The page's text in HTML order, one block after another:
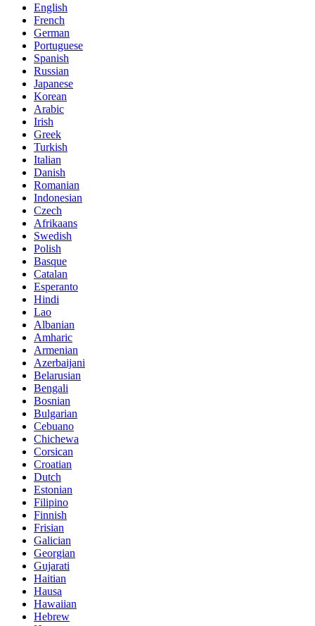
English
French
German
Portuguese
Spanish
Russian
Japanese
Korean
Arabic
Irish
Greek
Turkish
Italian
Danish
Romanian
Indonesian
Czech
Afrikaans
Swedish
Polish
Basque
Catalan
Esperanto
Hindi
Lao
Albanian
Amharic
Armenian
Azerbaijani
Belarusian
Bengali
Bosnian
Bulgarian
Cebuano
Chichewa
Corsican
Croatian
Dutch
Estonian
Filipino
Finnish
Frisian
Galician
Georgian
Gujarati
Haitian
Hausa
Hawaiian
Hebrew